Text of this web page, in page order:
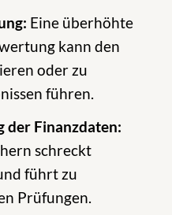
Eine überhöhte
kann den
oder zu
führen.
der Finanzdaten:
schreckt
führt zu
Prüfungen.